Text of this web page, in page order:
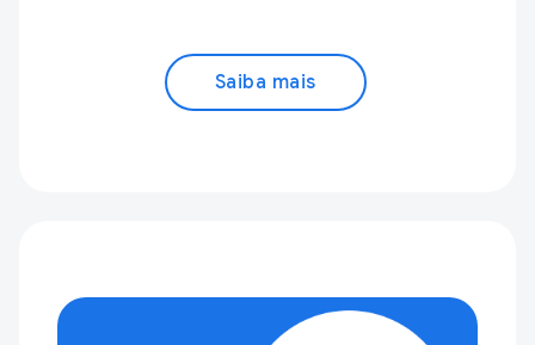
Saiba mais